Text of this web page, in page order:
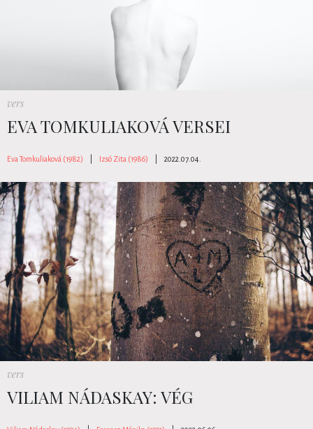
vers
EVA TOMKULIAKOVÁ VERSEI
Eva Tomkuliaková (1982) Izsó Zita (1986) 2022.07.04.
vers
VILIAM NÁDASKAY: VÉG